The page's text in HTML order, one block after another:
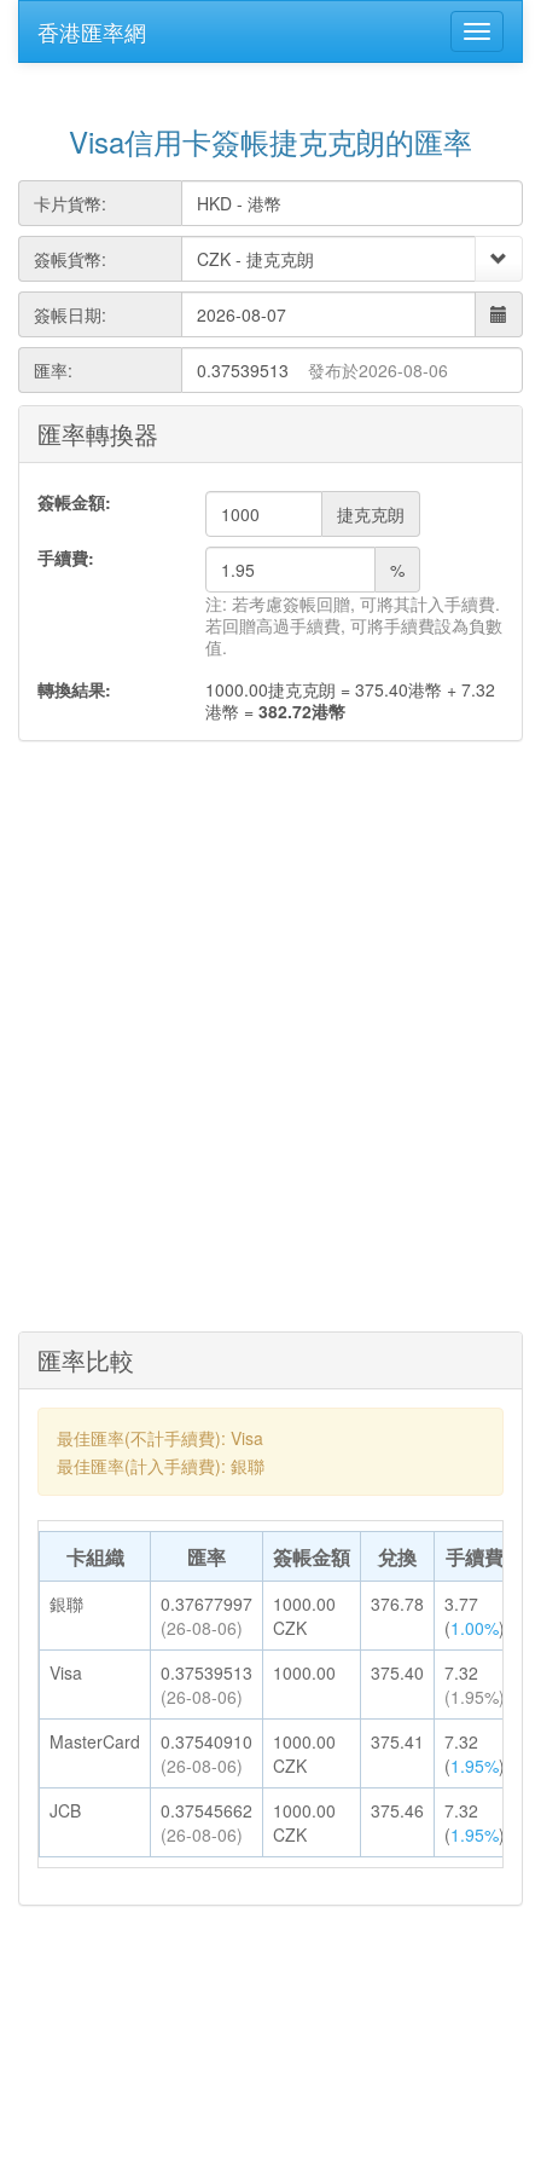
香港匯率網
Visa信用卡簽帳捷克克朗的匯率
卡片貨幣:
簽帳貨幣:
簽帳日期:
匯率: 0.37539513 發布於2026-08-06
匯率轉換器
簽帳金額:
捷克克朗
手續費:
%
注: 若考慮簽帳回贈, 可將其計入手續費.
若回贈高過手續費, 可將手續費設為負數
值.
轉換結果:
1000.00捷克克朗 = 375.40港幣 + 7.32
港幣 = 382.72港幣
匯率比較
最佳匯率(不計手續費): Visa
最佳匯率(計入手續費): 銀聯
卡組織 匯率 簽帳金額 兌換 手續費
銀聯
0.37677997
(26-08-06)
1000.00
CZK
376.78
3.77
(1.00%)
Visa
0.37539513
(26-08-06)
1000.00 375.40
7.32
(1.95%)
MasterCard
0.37540910
(26-08-06)
1000.00
CZK
375.41
7.32
(1.95%)
JCB
0.37545662
(26-08-06)
1000.00
CZK
375.46
7.32
(1.95%)